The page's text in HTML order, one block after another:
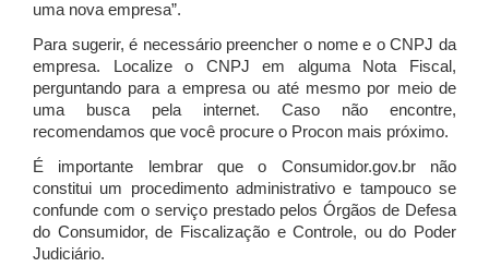
uma nova empresa”.
Para sugerir, é necessário preencher o nome e o CNPJ da
empresa. Localize o CNPJ em alguma Nota Fiscal,
perguntando para a empresa ou até mesmo por meio de
uma busca pela internet. Caso não encontre,
recomendamos que você procure o Procon mais próximo.
É importante lembrar que o Consumidor.gov.br não
constitui um procedimento administrativo e tampouco se
confunde com o serviço prestado pelos Órgãos de Defesa
do Consumidor, de Fiscalização e Controle, ou do Poder
Judiciário.